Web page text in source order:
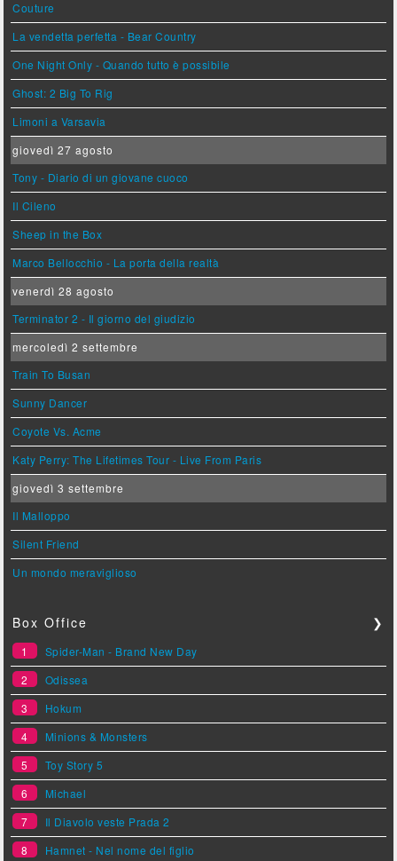
Couture
La vendetta perfetta - Bear Country
One Night Only - Quando tutto è possibile
Ghost: 2 Big To Rig
Limoni a Varsavia
giovedì 27 agosto
Tony - Diario di un giovane cuoco
Il Cileno
Sheep in the Box
Marco Bellocchio - La porta della realtà
venerdì 28 agosto
Terminator 2 - Il giorno del giudizio
mercoledì 2 settembre
Train To Busan
Sunny Dancer
Coyote Vs. Acme
Katy Perry: The Lifetimes Tour - Live From Paris
giovedì 3 settembre
Il Malloppo
Silent Friend
Un mondo meraviglioso
Box Office ❯
1
Spider-Man - Brand New Day
2
Odissea
3
Hokum
4
Minions & Monsters
5
Toy Story 5
6
Michael
7
Il Diavolo veste Prada 2
8
Hamnet - Nel nome del figlio